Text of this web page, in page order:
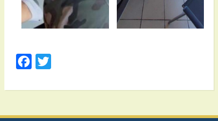
Facebook
Twitter